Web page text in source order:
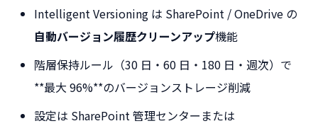
Intelligent Versioning は SharePoint / OneDrive の
自動バージョン履歴クリーンアップ機能
階層保持ルール（30 日・60 日・180 日・週次）で
**最大 96%**のバージョンストレージ削減
設定は SharePoint 管理センターまたは